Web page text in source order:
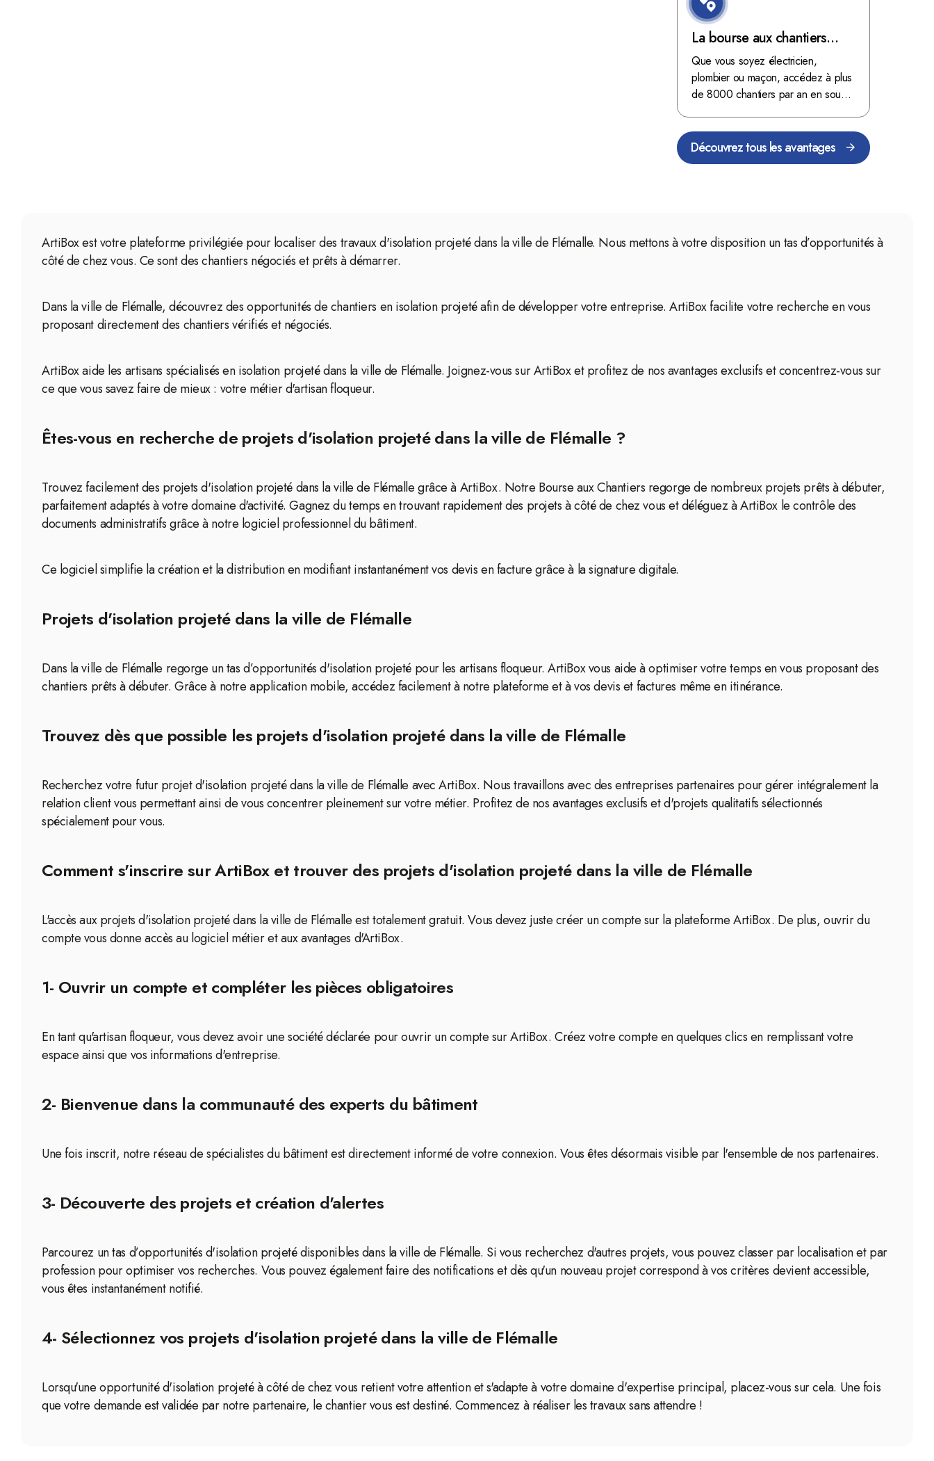
La bourse aux chantiers
d'ArtiBox Belgique, véritable
mine d'or !
Que vous soyez électricien,
plombier ou maçon, accédez à plus
de 8000 chantiers par an en sous-
Découvrez tous les avantages
ArtiBox est votre plateforme privilégiée pour localiser des travaux d'isolation projeté dans la ville de Flémalle. Nous mettons à votre disposition un tas d’opportunités à
côté de chez vous. Ce sont des chantiers négociés et prêts à démarrer.
Dans la ville de Flémalle, découvrez des opportunités de chantiers en isolation projeté afin de développer votre entreprise. ArtiBox facilite votre recherche en vous
proposant directement des chantiers vérifiés et négociés.
ArtiBox aide les artisans spécialisés en isolation projeté dans la ville de Flémalle. Joignez-vous sur ArtiBox et profitez de nos avantages exclusifs et concentrez-vous sur
ce que vous savez faire de mieux : votre métier d'artisan floqueur.
Êtes-vous en recherche de projets d'isolation projeté dans la ville de Flémalle ?
Trouvez facilement des projets d'isolation projeté dans la ville de Flémalle grâce à ArtiBox. Notre Bourse aux Chantiers regorge de nombreux projets prêts à débuter,
parfaitement adaptés à votre domaine d'activité. Gagnez du temps en trouvant rapidement des projets à côté de chez vous et déléguez à ArtiBox le contrôle des
documents administratifs grâce à notre logiciel professionnel du bâtiment.
Ce logiciel simplifie la création et la distribution en modifiant instantanément vos devis en facture grâce à la signature digitale.
Projets d'isolation projeté dans la ville de Flémalle
Dans la ville de Flémalle regorge un tas d’opportunités d'isolation projeté pour les artisans floqueur. ArtiBox vous aide à optimiser votre temps en vous proposant des
chantiers prêts à débuter. Grâce à notre application mobile, accédez facilement à notre plateforme et à vos devis et factures même en itinérance.
Trouvez dès que possible les projets d'isolation projeté dans la ville de Flémalle
Recherchez votre futur projet d'isolation projeté dans la ville de Flémalle avec ArtiBox. Nous travaillons avec des entreprises partenaires pour gérer intégralement la
relation client vous permettant ainsi de vous concentrer pleinement sur votre métier. Profitez de nos avantages exclusifs et d'projets qualitatifs sélectionnés
spécialement pour vous.
Comment s'inscrire sur ArtiBox et trouver des projets d'isolation projeté dans la ville de Flémalle
L'accès aux projets d'isolation projeté dans la ville de Flémalle est totalement gratuit. Vous devez juste créer un compte sur la plateforme ArtiBox. De plus, ouvrir du
compte vous donne accès au logiciel métier et aux avantages d'ArtiBox.
1- Ouvrir un compte et compléter les pièces obligatoires
En tant qu'artisan floqueur, vous devez avoir une société déclarée pour ouvrir un compte sur ArtiBox. Créez votre compte en quelques clics en remplissant votre
espace ainsi que vos informations d'entreprise.
2- Bienvenue dans la communauté des experts du bâtiment
Une fois inscrit, notre réseau de spécialistes du bâtiment est directement informé de votre connexion. Vous êtes désormais visible par l'ensemble de nos partenaires.
3- Découverte des projets et création d'alertes
Parcourez un tas d’opportunités d'isolation projeté disponibles dans la ville de Flémalle. Si vous recherchez d'autres projets, vous pouvez classer par localisation et par
profession pour optimiser vos recherches. Vous pouvez également faire des notifications et dès qu'un nouveau projet correspond à vos critères devient accessible,
vous êtes instantanément notifié.
4- Sélectionnez vos projets d'isolation projeté dans la ville de Flémalle
Lorsqu'une opportunité d'isolation projeté à côté de chez vous retient votre attention et s'adapte à votre domaine d'expertise principal, placez-vous sur cela. Une fois
que votre demande est validée par notre partenaire, le chantier vous est destiné. Commencez à réaliser les travaux sans attendre !